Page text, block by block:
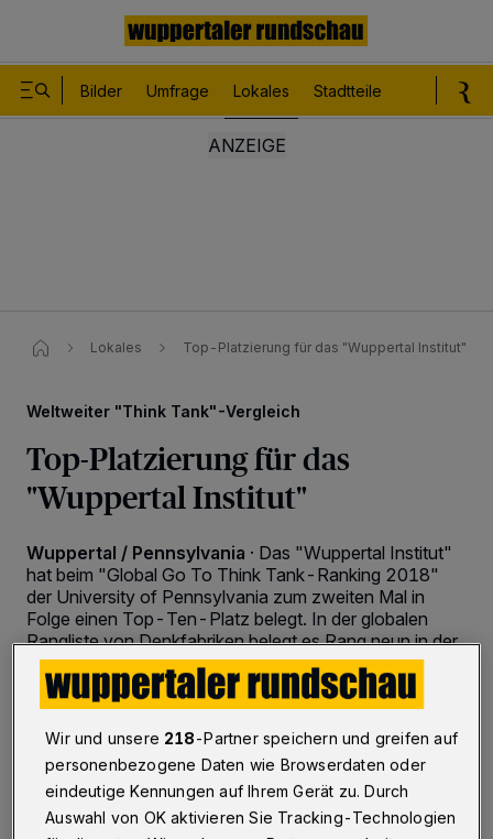
Bilder Umfrage Lokales Stadtteile
Lokales Top-Platzierung für das "Wuppertal Institut"
Weltweiter "Think Tank"-Vergleich
Top-Platzierung für das
"Wuppertal Institut"
Wuppertal / Pennsylvania · Das "Wuppertal Institut"
hat beim "Global Go To Think Tank-Ranking 2018"
der University of Pennsylvania zum zweiten Mal in
Folge einen Top-Ten-Platz belegt. In der globalen
Rangliste von Denkfabriken belegt es Rang neun in der
Kategorie Umweltpolitik.
04.02.2019 , 13:41 Uhr Eine Minute Lesezeit
Wir und unsere 218-Partner speichern und greifen auf
personenbezogene Daten wie Browserdaten oder
eindeutige Kennungen auf Ihrem Gerät zu. Durch
Auswahl von OK aktivieren Sie Tracking-Technologien